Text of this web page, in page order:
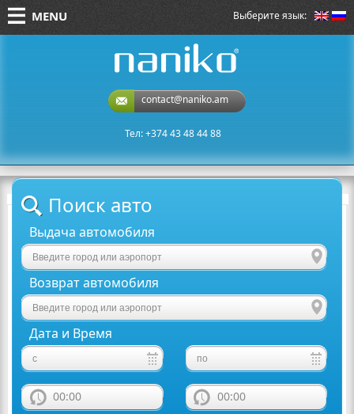
Выберите язык:
MENU
contact@naniko.am
Тел: +374 43 48 44 88
Поиск авто
Выдача автомобиля
Возврат автомобиля
Дата и Время
00:00 00:00